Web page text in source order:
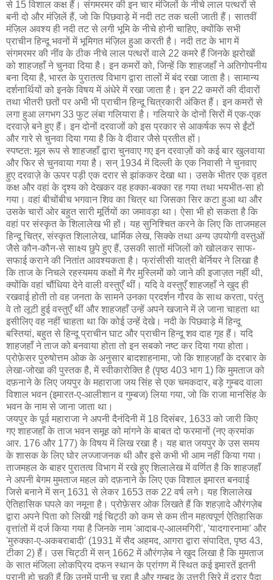
से 15 विशाल कक्ष हैं। संगमरमर की इन चार मंजिलों के नीचे लाल पत्थरों से
बनी दो और मंज़िलें हैं, जो कि पिछवाड़े में नदी तट तक चली जाती हैं। सातवीं
मंज़िल अवश्य ही नदी तट से लगी भूमि के नीचे होनी चाहिए, क्योंकि सभी
प्राचीन हिन्दू भवनों में भूमिगत मंज़िल हुआ करती है। नदी तट के भाग में
संगमरमर की नींव के ठीक नीचे लाल पत्थरों वाले 22 कमरे हैं जिनके झरोखों
को शाहजहाँ ने चुनवा दिया है। इन कमरों को, जिन्हें कि शाहजहाँ ने अतिगोपनीय
बना दिया है, भारत के पुरातत्व विभाग द्वारा तालों में बंद रखा जाता है। सामान्य
दर्शनार्थियों को इनके विषय में अंधेरे में रखा जाता है। इन 22 कमरों की दीवारों
तथा भीतरी छतों पर अभी भी प्राचीन हिन्दू चित्रकारी अंकित हैं। इन कमरों से
लगा हुआ लगभग 33 फुट लंबा गलियारा है। गलियारे के दोनों सिरों में एक-एक
दरवाज़े बने हुए हैं। इन दोनों दरवाजों को इस प्रकार से आकर्षक रूप से ईंटों
और गारे से चुनवा दिया गया है कि वे दीवार जैसे प्रतीत हों।
स्पष्टत: मूल रूप से शाहजहाँ द्वारा चुनवाए गए इन दरवाज़ों को कई बार खुलवाया
और फिर से चुनवाया गया है। सन् 1934 में दिल्ली के एक निवासी ने चुनवाए
हुए दरवाज़े के ऊपर पड़ी एक दरार से झांककर देखा था। उसके भीतर एक वृहत
कक्ष और वहां के दृश्य को देखकर वह हक्का-बक्का रह गया तथा भयभीत-सा हो
गया। वहां बीचोंबीच भगवान शिव का चित्र था जिसका सिर कटा हुआ था और
उसके चारों ओर बहुत सारी मूर्तियों का जमावड़ा था। ऐसा भी हो सकता है कि
वहां पर संस्कृत के शिलालेख भी हों। यह सुनिश्चित करने के लिए कि ताजमहल
हिन्दू चित्र, संस्कृत शिलालेख, धार्मिक लेख, सिक्के तथा अन्य उपयोगी वस्तुओं
जैसे कौन-कौन-से साक्ष्य छुपे हुए हैं, उसकी सातों मंजिलों को खोलकर साफ-
सफाई कराने की नितांत आवश्यकता है। फ्रांसीसी यात्री बेर्नियर ने लिखा है
कि ताज के निचले रहस्यमय कक्षों में गैर मुस्लिमों को जाने की इजाज़त नहीं थी,
क्योंकि वहां चौंधिया देने वाली वस्तुएँ थीं। यदि वे वस्तुएँ शाहजहाँ ने खुद ही
रखवाई होती तो वह जनता के सामने उनका प्रदर्शन गौरव के साथ करता, परंतु
वे तो लूटी हुई वस्तुएँ थीं और शाहजहाँ उन्हें अपने खजाने में ले जाना चाहता था
इसीलिए वह नहीं चाहता था कि कोई उन्हें देखे। नदी के पिछवाड़े में हिन्दू
बस्तियां, बहुत से हिन्दू प्राचीन घाट और प्राचीन हिन्दू शव दाह गृह हैं। यदि
शाहजहाँ ने ताज को बनवाया होता तो इन सबको नष्ट कर दिया गया होता।
प्रोफ़ेसर पुरुषोत्तम ओक के अनुसार बादशाहनामा, जो कि शाहजहाँ के दरबार के
लेखा-जोखा की पुस्तक है, में स्वीकारोक्ति है (पृष्ठ 403 भाग 1) कि मुमताज को
दफ़नाने के लिए जयपुर के महाराजा जय सिंह से एक चमकदार, बड़े गुम्बद वाला
विशाल भवन (इमारत-ए-आलीशान व गुम्बज) लिया गया, जो कि राजा मानसिंह के
भवन के नाम से जाना जाता था।
जयपुर के पूर्व महाराजा ने अपनी दैनंदिनी में 18 दिसंबर, 1633 को जारी किए
गए शाहजहाँ के ताज भवन समूह को मांगने के बाबत दो फरमानों (नए क्रमांक
आर. 176 और 177) के विषय में लिख रखा है। यह बात जयपुर के उस समय
के शासक के लिए घोर लज्जाजनक थी और इसे कभी भी आम नहीं किया गया।
ताजमहल के बाहर पुरातत्व विभाग में रखे हुए शिलालेख में वर्णित है कि शाहजहाँ
ने अपनी बेगम मुमताज महल को दफ़नाने के लिए एक विशाल इमारत बनवाई
जिसे बनाने में सन् 1631 से लेकर 1653 तक 22 वर्ष लगे। यह शिलालेख
ऐतिहासिक घपले का नमूना है। प्रोफ़ेसर ओक लिखते हैं कि शहज़ादे औरंगज़ेब
द्वारा अपने पिता को लिखी गई चिट्ठी को कम से कम तीन महत्वपूर्ण ऐतिहासिक
वृत्तांतों में दर्ज किया गया है जिनके नाम 'आदाब-ए-आलमगिरी', 'यादगारनामा' और
'मुरुक्का-ए-अकबराबादी' (1931 में सैद अहमद, आगरा द्वारा संपादित, पृष्ठ 43,
टीका 2) हैं। उस चिट्ठी में सन् 1662 में औरंगज़ेब ने खुद लिखा है कि मुमताज
के सात मंजिला लोकप्रिय दफन स्थान के प्रांगण में स्थित कई इमारतें इतनी
पुरानी हो चुकी हैं कि उनमें पानी चू रहा है और गुम्बद के उत्तरी सिरे में दरार पैदा